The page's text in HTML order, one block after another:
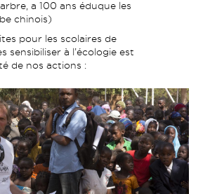
a 100 ans éduque les
chinois)
pour les scolaires de
sensibiliser à l’écologie est
de nos actions :